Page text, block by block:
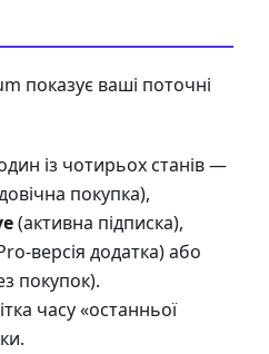
показує ваші поточні
із чотирьох станів —
покупка),
(активна підписка),
версія додатка) або
покупок).
часу «останньої